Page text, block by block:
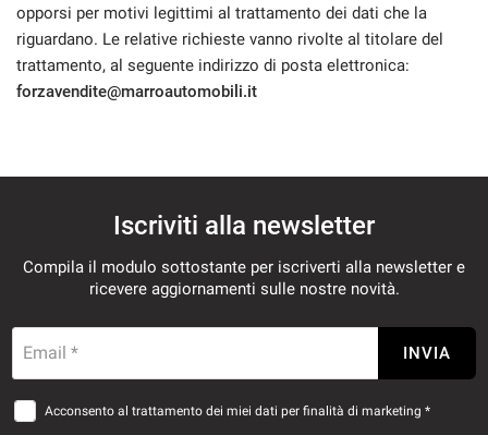
opporsi per motivi legittimi al trattamento dei dati che la
riguardano. Le relative richieste vanno rivolte al titolare del
trattamento, al seguente indirizzo di posta elettronica:
forzavendite@marroautomobili.it
Iscriviti alla newsletter
Compila il modulo sottostante per iscriverti alla newsletter e
ricevere aggiornamenti sulle nostre novità.
Email * INVIA
Acconsento al trattamento dei miei dati per finalità di marketing *